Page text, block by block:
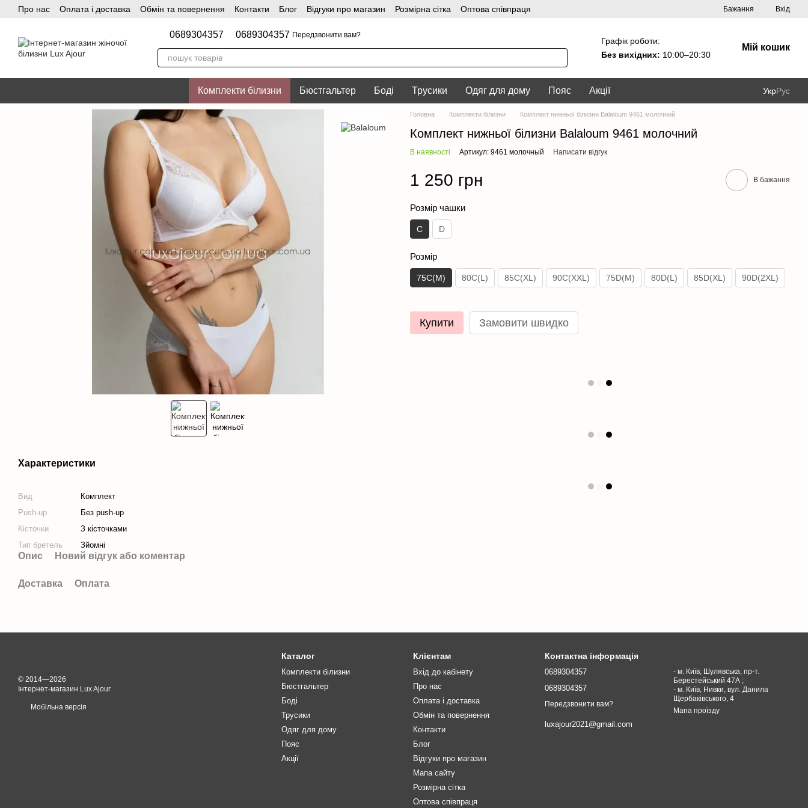
Перейти до основного контенту
Про нас Оплата і доставка Обмін та повернення Контакти Блог Відгуки про магазин Розмірна сітка Оптова співпраця Бажання Вхід
0689304357 0689304357 Передзвонити вам?
Графік роботи:
Без вихідних: 10:00–20:30
Мій кошик
Комплекти білизни Бюстгальтер Боді Трусики Одяг для дому Пояс Акції УкрРус
Характеристики
Вид
Комплект
Push-up
Без push-up
Кісточки
З кісточками
Тип бретель
Зйомні
Опис Новий відгук або коментар
Доставка Оплата
Головна Комплекти білизни Комплект нижньої білизни Balaloum 9461 молочний
Комплект нижньої білизни Balaloum 9461 молочний
В наявності Артикул: 9461 молочный Написати відгук
1 250 грн В бажання
Розмір чашки
C D
Розмір
75C(M) 80C(L) 85C(XL) 90C(XXL) 75D(M) 80D(L) 85D(XL) 90D(2XL)
Купити Замовити швидко
© 2014—2026
Інтернет-магазин Lux Ajour
Мобільна версія
Каталог
Комплекти білизни
Бюстгальтер
Боді
Трусики
Одяг для дому
Пояс
Акції
Клієнтам
Вхід до кабінету
Про нас
Оплата і доставка
Обмін та повернення
Контакти
Блог
Відгуки про магазин
Мапа сайту
Розмірна сітка
Оптова співпраця
Контактна інформація
0689304357
0689304357
Передзвонити вам?
luxajour2021@gmail.com
- м. Київ, Шулявська, пр-т.
Берестейський 47А ;
- м. Київ, Нивки, вул. Данила
Щербаківського, 4
Мапа проїзду